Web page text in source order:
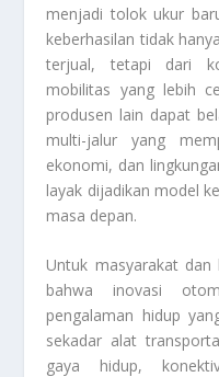
menjadi tolok ukur
keberhasilan tidak
terjual, tetapi dari
mobilitas yang lebih
produsen lain dapat
multi-jalur yang
ekonomi, dan
layak dijadikan model
masa depan.
Untuk masyarakat
bahwa inovasi
pengalaman hidup
sekadar alat
gaya hidup,